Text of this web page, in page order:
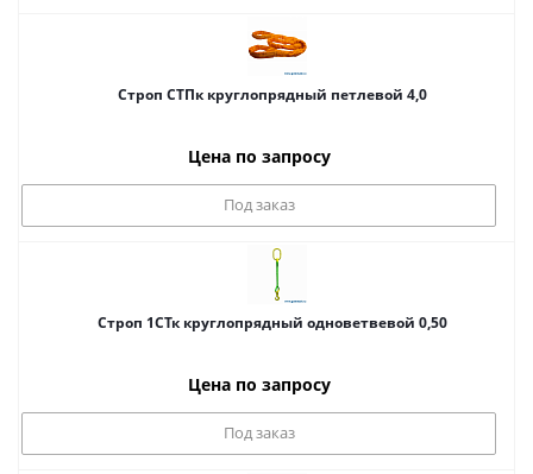
Строп СТПк круглопрядный петлевой 4,0
Цена по запросу
Под заказ
Строп 1СТк круглопрядный одноветвевой 0,50
Цена по запросу
Под заказ